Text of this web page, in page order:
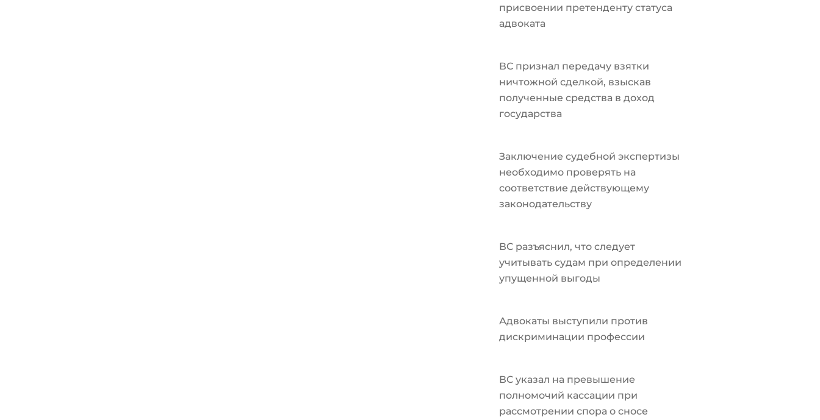
присвоении претенденту статуса
адвоката
ВС признал передачу взятки
ничтожной сделкой, взыскав
полученные средства в доход
государства
Заключение судебной экспертизы
необходимо проверять на
соответствие действующему
законодательству
ВС разъяснил, что следует
учитывать судам при определении
упущенной выгоды
Адвокаты выступили против
дискриминации профессии
ВС указал на превышение
полномочий кассации при
рассмотрении спора о сносе